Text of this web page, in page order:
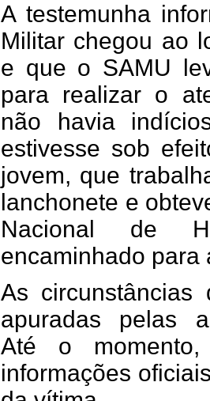
A testemunha
Militar chegou ao
e que o SAMU
para realizar o
não havia
estivesse sob
jovem, que
lanchonete e
Nacional de
encaminhado para
As circunstâncias
apuradas pelas
Até o
informações